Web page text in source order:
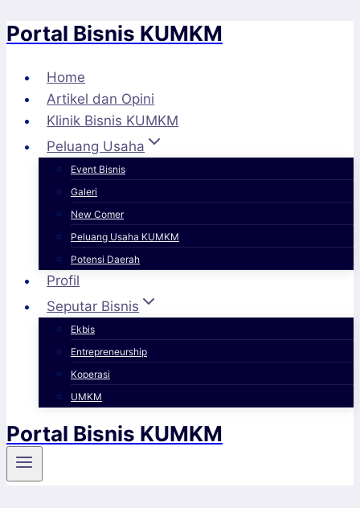
Skip
content
Portal Bisnis KUMKM
Home
Artikel dan Opini
Klinik Bisnis KUMKM
Peluang Usaha
Event Bisnis
Galeri
New Comer
Peluang Usaha KUMKM
Potensi Daerah
Profil
Seputar Bisnis
Ekbis
Entrepreneurship
Koperasi
UMKM
Portal Bisnis KUMKM